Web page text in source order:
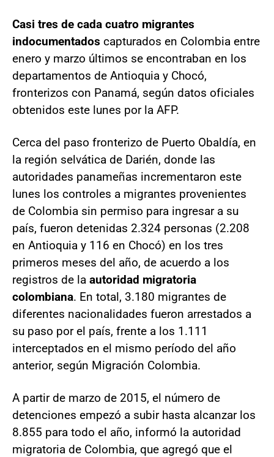
Casi tres de cada cuatro migrantes
indocumentados capturados en Colombia entre
enero y marzo últimos se encontraban en los
departamentos de Antioquia y Chocó,
fronterizos con Panamá, según datos oficiales
obtenidos este lunes por la AFP.
Cerca del paso fronterizo de Puerto Obaldía, en
la región selvática de Darién, donde las
autoridades panameñas incrementaron este
lunes los controles a migrantes provenientes
de Colombia sin permiso para ingresar a su
país, fueron detenidas 2.324 personas (2.208
en Antioquia y 116 en Chocó) en los tres
primeros meses del año, de acuerdo a los
registros de la autoridad migratoria
colombiana. En total, 3.180 migrantes de
diferentes nacionalidades fueron arrestados a
su paso por el país, frente a los 1.111
interceptados en el mismo período del año
anterior, según Migración Colombia.
A partir de marzo de 2015, el número de
detenciones empezó a subir hasta alcanzar los
8.855 para todo el año, informó la autoridad
migratoria de Colombia, que agregó que el